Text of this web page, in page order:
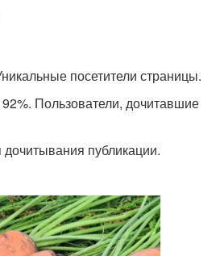
посетители страницы.
Пользователи, дочитавшие
публикации.